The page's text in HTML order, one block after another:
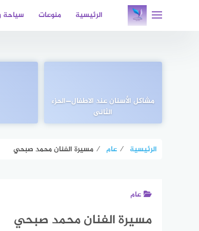
الرئيسية منوعات سياحة
مشاكل الأسنان عند الاطفال—الحزء
الثانى
الرئيسية ⁄ عام ⁄ مسيرة الفنان محمد صبحي
عام
مسيرة الفنان محمد صبحي